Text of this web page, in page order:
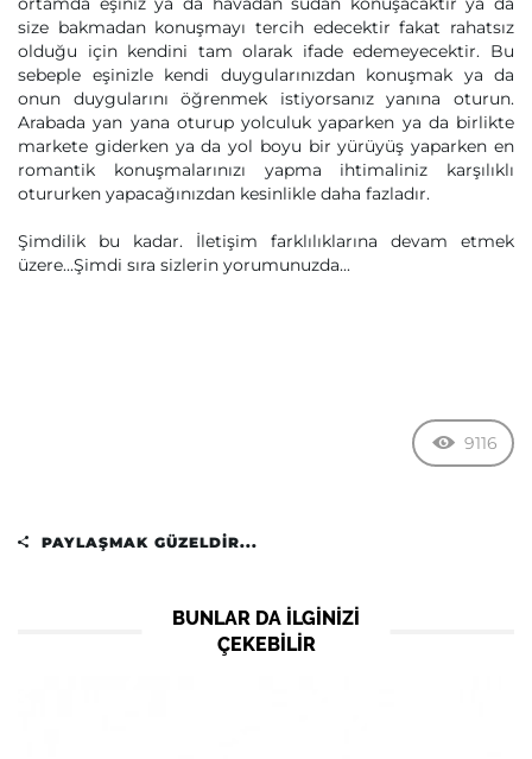
size bakmadan konuşmayı tercih edecektir fakat rahatsız
olduğu için kendini tam olarak ifade edemeyecektir. Bu
sebeple eşinizle kendi duygularınızdan konuşmak ya da
onun duygularını öğrenmek istiyorsanız yanına oturun.
Arabada yan yana oturup yolculuk yaparken ya da birlikte
markete giderken ya da yol boyu bir yürüyüş yaparken en
romantik konuşmalarınızı yapma ihtimaliniz karşılıklı
otururken yapacağınızdan kesinlikle daha fazladır.
Şimdilik bu kadar. İletişim farklılıklarına devam etmek
üzere...Şimdi sıra sizlerin yorumunuzda...
9116
PAYLAŞMAK GÜZELDIR...
BUNLAR DA ILGINIZI
ÇEKEBILIR